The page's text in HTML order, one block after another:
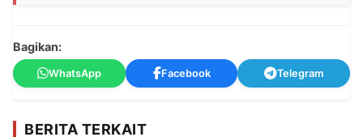
Bagikan:
WhatsApp Facebook Telegram
BERITA TERKAIT